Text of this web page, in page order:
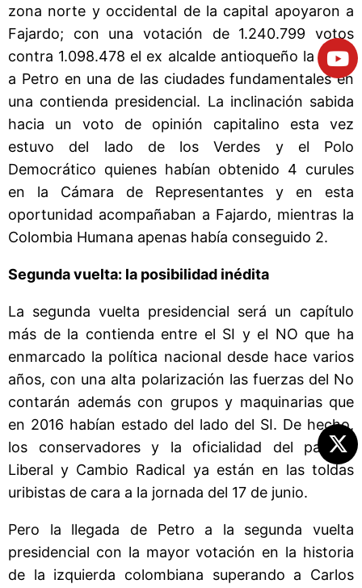
zona norte y occidental de la capital apoyaron a
Fajardo; con una votación de 1.240.799 votos
contra 1.098.478 el ex alcalde antioqueño la gano
a Petro en una de las ciudades fundamentales en
una contienda presidencial. La inclinación sabida
hacia un voto de opinión capitalino esta vez
estuvo del lado de los Verdes y el Polo
Democrático quienes habían obtenido 4 curules
en la Cámara de Representantes y en esta
oportunidad acompañaban a Fajardo, mientras la
Colombia Humana apenas había conseguido 2.
Segunda vuelta: la posibilidad inédita
La segunda vuelta presidencial será un capítulo
más de la contienda entre el SI y el NO que ha
enmarcado la política nacional desde hace varios
años, con una alta polarización las fuerzas del No
contarán además con grupos y maquinarias que
en 2016 habían estado del lado del SI. De hecho,
los conservadores y la oficialidad del partido
Liberal y Cambio Radical ya están en las toldas
uribistas de cara a la jornada del 17 de junio.
Pero la llegada de Petro a la segunda vuelta
presidencial con la mayor votación en la historia
de la izquierda colombiana superando a Carlos